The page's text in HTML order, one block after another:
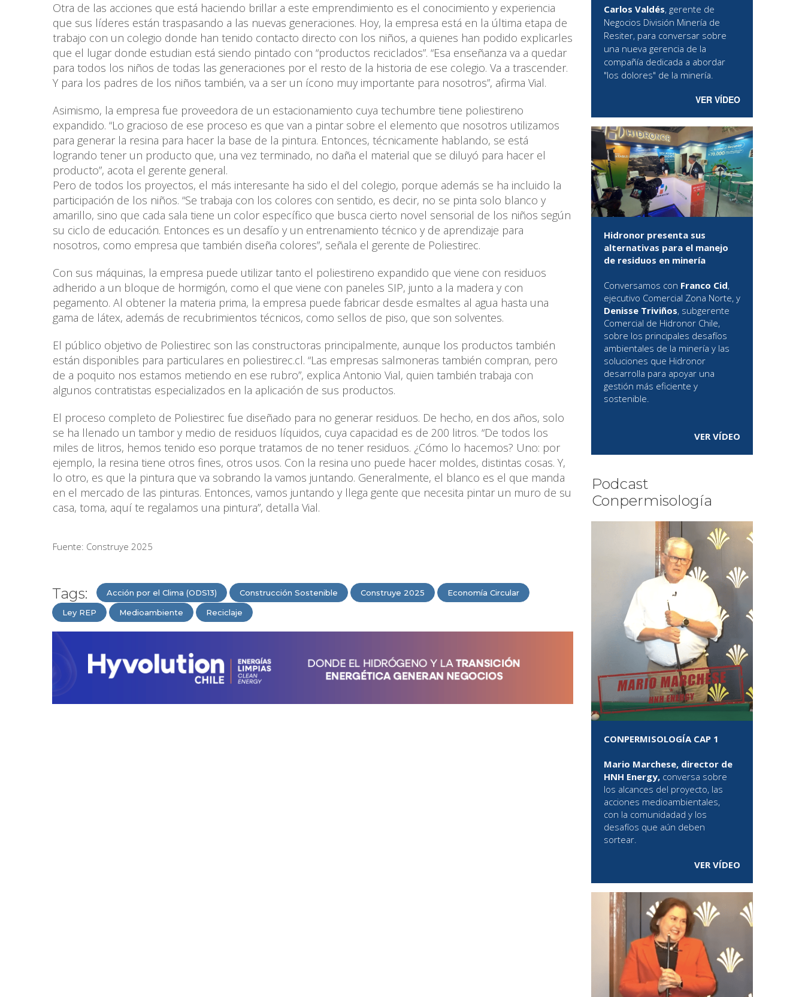
Otra de las acciones que está haciendo brillar a este emprendimiento es el conocimiento y experiencia
que sus líderes están traspasando a las nuevas generaciones. Hoy, la empresa está en la última etapa de
trabajo con un colegio donde han tenido contacto directo con los niños, a quienes han podido explicarles
que el lugar donde estudian está siendo pintado con “productos reciclados”. “Esa enseñanza va a quedar
para todos los niños de todas las generaciones por el resto de la historia de ese colegio. Va a trascender.
Y para los padres de los niños también, va a ser un ícono muy importante para nosotros”, afirma Vial.
Asimismo, la empresa fue proveedora de un estacionamiento cuya techumbre tiene poliestireno
expandido. “Lo gracioso de ese proceso es que van a pintar sobre el elemento que nosotros utilizamos
para generar la resina para hacer la base de la pintura. Entonces, técnicamente hablando, se está
logrando tener un producto que, una vez terminado, no daña el material que se diluyó para hacer el
producto”, acota el gerente general.
Pero de todos los proyectos, el más interesante ha sido el del colegio, porque además se ha incluido la
participación de los niños. “Se trabaja con los colores con sentido, es decir, no se pinta solo blanco y
amarillo, sino que cada sala tiene un color específico que busca cierto novel sensorial de los niños según
su ciclo de educación. Entonces es un desafío y un entrenamiento técnico y de aprendizaje para
nosotros, como empresa que también diseña colores”, señala el gerente de Poliestirec.
Con sus máquinas, la empresa puede utilizar tanto el poliestireno expandido que viene con residuos
adherido a un bloque de hormigón, como el que viene con paneles SIP, junto a la madera y con
pegamento. Al obtener la materia prima, la empresa puede fabricar desde esmaltes al agua hasta una
gama de látex, además de recubrimientos técnicos, como sellos de piso, que son solventes.
El público objetivo de Poliestirec son las constructoras principalmente, aunque los productos también
están disponibles para particulares en poliestirec.cl. “Las empresas salmoneras también compran, pero
de a poquito nos estamos metiendo en ese rubro”, explica Antonio Vial, quien también trabaja con
algunos contratistas especializados en la aplicación de sus productos.
El proceso completo de Poliestirec fue diseñado para no generar residuos. De hecho, en dos años, solo
se ha llenado un tambor y medio de residuos líquidos, cuya capacidad es de 200 litros. “De todos los
miles de litros, hemos tenido eso porque tratamos de no tener residuos. ¿Cómo lo hacemos? Uno: por
ejemplo, la resina tiene otros fines, otros usos. Con la resina uno puede hacer moldes, distintas cosas. Y,
lo otro, es que la pintura que va sobrando la vamos juntando. Generalmente, el blanco es el que manda
en el mercado de las pinturas. Entonces, vamos juntando y llega gente que necesita pintar un muro de su
casa, toma, aquí te regalamos una pintura”, detalla Vial.
Fuente: Construye 2025
Tags: Acción por el Clima (ODS13) Construcción Sostenible Construye 2025 Economía Circular
Ley REP Medioambiente Reciclaje
Carlos Valdés, gerente de
Negocios División Minería de
Resiter, para conversar sobre
una nueva gerencia de la
compañía dedicada a abordar
"los dolores" de la minería.
VER VÍDEO
Hidronor presenta sus
alternativas para el manejo
de residuos en minería
Conversamos con Franco Cid,
ejecutivo Comercial Zona Norte, y
Denisse Triviños, subgerente
Comercial de Hidronor Chile,
sobre los principales desafíos
ambientales de la minería y las
soluciones que Hidronor
desarrolla para apoyar una
gestión más eficiente y
sostenible.
VER VÍDEO
Podcast
Conpermisología
CONPERMISOLOGÍA CAP 1
Mario Marchese, director de
HNH Energy, conversa sobre
los alcances del proyecto, las
acciones medioambientales,
con la comunidadad y los
desafíos que aún deben
sortear.
VER VÍDEO